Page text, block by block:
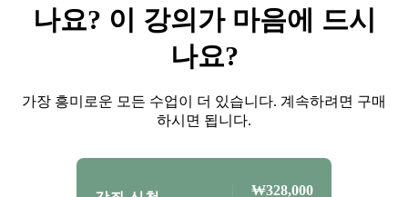
나요? 이 강의가 마음에 드시
나요?
가장 흥미로운 모든 수업이 더 있습니다. 계속하려면 구매
하시면 됩니다.
₩328,000